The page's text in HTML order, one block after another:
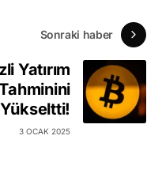
Sonraki haber
Yatırım
Yükseltti!
3 OCAK 2025